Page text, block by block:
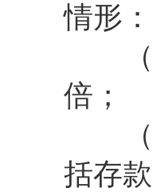
情形：
（
倍；
括存